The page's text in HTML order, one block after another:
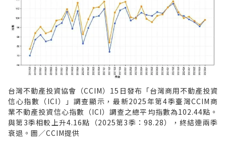
台灣不動產投資協會（CCIM）15日發布「台灣商用不動產投資
信心指數（ICI）」調查顯示，最新2025年第4季臺灣CCIM商
業不動產投資信心指數（ICI）調查之總平均指數為102.44點。
與第3季相較上升4.16點（2025第3季：98.28），終結連兩季
衰退。圖／CCIM提供